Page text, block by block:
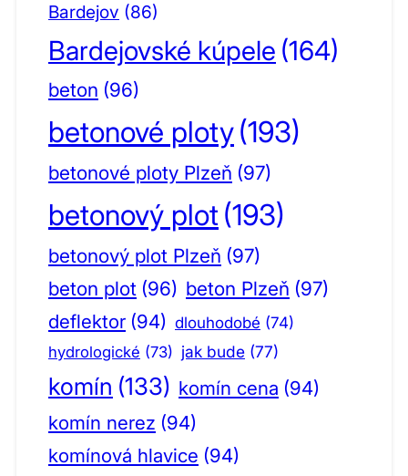
Bardejov (86)
Bardejovské kúpele (164)
beton (96)
betonové ploty(193)
betonové ploty Plzeň (97)
betonový plot (193)
betonový plot Plzeň (97)
beton plot (96) beton Plzeň (97)
deflektor (94) dlouhodobé (74)
hydrologické (73) jak bude (77)
komín (133) komín cena (94)
komín nerez (94)
komínová hlavice (94)